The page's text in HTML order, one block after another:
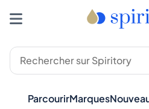
ParcourirMarques